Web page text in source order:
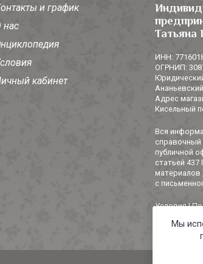
и график
нас
кабинет
Татьяна
ИНН:
ОГРНИП:
Адрес
Кисельный
Вся
справочный
публичной
статьей
материалов
с
Условия|
Мы